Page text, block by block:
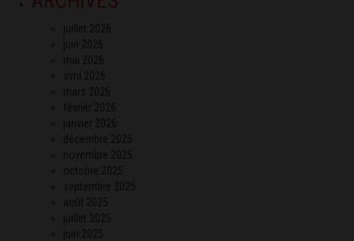
juillet 2026
juin 2026
mai 2026
avril 2026
mars 2026
février 2026
janvier 2026
décembre 2025
novembre 2025
octobre 2025
septembre 2025
août 2025
juillet 2025
juin 2025